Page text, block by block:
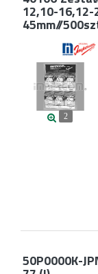
12,10-
45mm//
2
50P0000K-